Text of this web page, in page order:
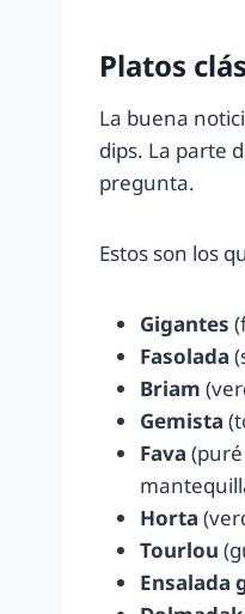
Platos
La buena
dips. La parte
pregunta.
Estos son los
Gigantes
Fasolada
Briam
Gemista
Fava
Horta
Tourlou
Ensalada